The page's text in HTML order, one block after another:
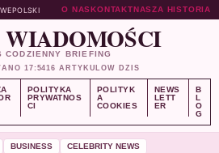
POLSKI O NASKONTAKTNASZA HISTORIA
WIADOMOŚCI
CODZIENNY BRIEFING
17:5416 ARTYKULOW DZIS
POLITYKA
PRYWATNOS
CI
POLITYK
A
COOKIES
NEWS
LETT
ER
B
L
O
G
BUSINESS
CELEBRITY NEWS